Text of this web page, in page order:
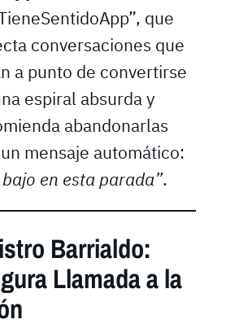
que
conversaciones que
a punto de convertirse
espiral absurda y
abandonarlas
mensaje automático:
bajo en esta parada”.
Barrialdo:
Llamada a la